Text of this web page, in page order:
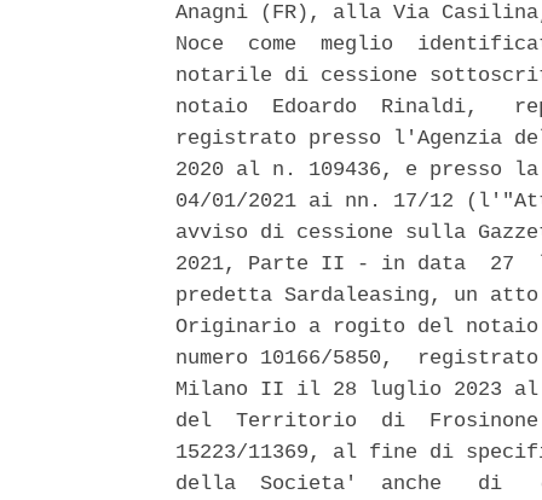
Anagni (FR), alla Via
Noce  come  meglio
notarile di cessione
notaio  Edoardo  Rinaldi,
registrato presso l'Agenzia
2020 al n. 109436, e presso
04/01/2021 ai nn. 17/12
avviso di cessione sulla
2021, Parte II - in data  27
predetta Sardaleasing, un
Originario a rogito del
numero 10166/5850,
Milano II il 28 luglio 2023 al
del  Territorio  di
15223/11369, al fine di
della  Societa'  anche   di